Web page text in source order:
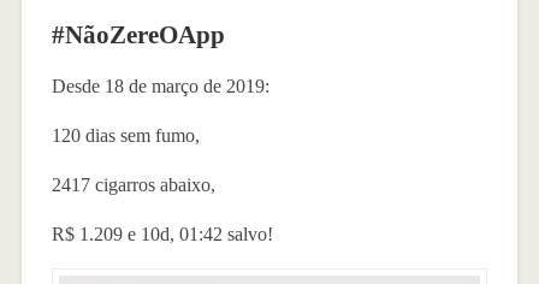
#NãoZereOApp
Desde 18 de março de 2019:
120 dias sem fumo,
2417 cigarros abaixo,
R$ 1.209 e 10d, 01:42 salvo!